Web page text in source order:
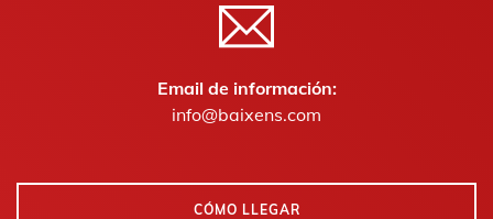
Email de información:
info@baixens.com
CÓMO LLEGAR